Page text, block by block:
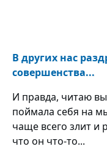
В других нас
совершенства...
И правда, читаю
поймала себя на
чаще всего злит и
что он что-то...